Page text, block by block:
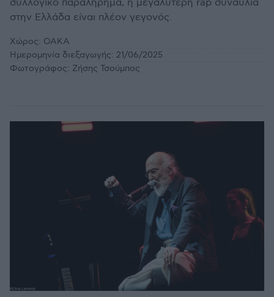
συλλογικό παραλήρημα, η μεγαλύτερη rap συναυλία
στην Ελλάδα είναι πλέον γεγονός.
Χώρος: ΟΑΚΑ
Ημερομηνία διεξαγωγής: 21/06/2025
Φωτογράφος: Ζήσης Τσούμπος